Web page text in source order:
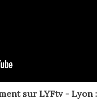
sur LYFtv - Lyon :